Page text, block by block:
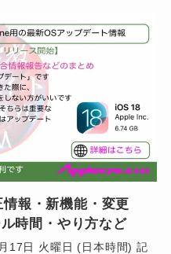
情報・新機能・変更
時間・やり方など
17日 火曜日 (日本時間) 記